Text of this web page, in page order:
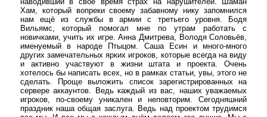
Хам, который вопреки своему забавному нику запомнился
нам ещё из службы в армии с третьего уровня. Бодя
Вильямс, который помогал мне по утрам работать с
новичками, учить их игре. Анна Дмитрева, Володя Соловьёв,
именуемый в народе Птыцом. Саша Есин и много-много
других замечательных ярких игроков, которые всегда на виду
и активно участвуют в жизни штата и проекта. Очень
хотелось бы написать всех, но в рамках статьи, увы, этого не
сделать. Проще выложить список зарегистрированных на
сервере аккаунтов. Ведь каждый из вас, наших уважаемых
игроков, по-своему уникален и неповторим. Сегодняшний
праздник наша общая заслуга. Ведь над проектом трудимся